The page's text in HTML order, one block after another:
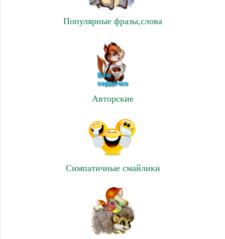
Популярные фразы,слова
Авторские
Симпатичные смайлики